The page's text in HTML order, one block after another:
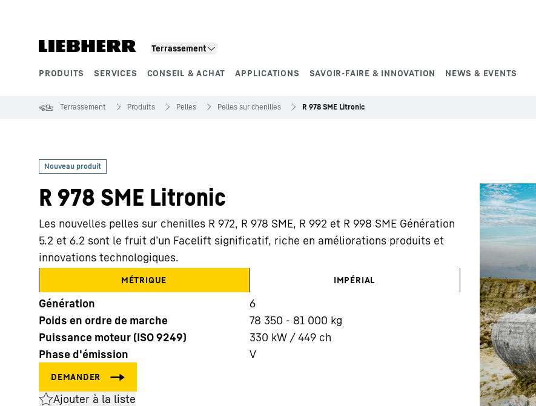
Terrassement
PRODUITS SERVICES CONSEIL & ACHAT APPLICATIONS SAVOIR-FAIRE & INNOVATION NEWS & EVENTS
En savoir plus sur Liebherr Carrière chez
Terrassement Produits Pelles Pelles sur chenilles R 978 SME Litronic
R 978 SME Litronic
Les nouvelles pelles sur chenilles R 972, R 978 SME, R 992 et R 998 SME Génération
5.2 et 6.2 sont le fruit d’un Facelift significatif, riche en améliorations produits et
innovations technologiques.
MÉTRIQUE IMPÉRIAL
Génération
6
Poids en ordre de marche
78 350 - 81 000 kg
Puissance moteur (ISO 9249)
330 kW / 449 ch
Phase d'émission
V
Ajouter à la liste